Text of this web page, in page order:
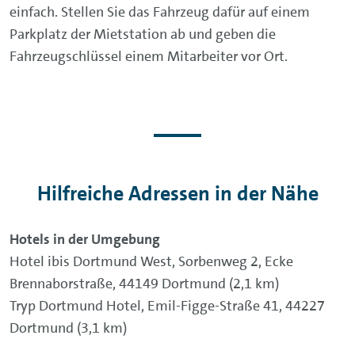
einfach. Stellen Sie das Fahrzeug dafür auf einem
Parkplatz der Mietstation ab und geben die
Fahrzeugschlüssel einem Mitarbeiter vor Ort.
Hilfreiche Adressen in der Nähe
Hotels in der Umgebung
Hotel ibis Dortmund West, Sorbenweg 2, Ecke
Brennaborstraße, 44149 Dortmund (2,1 km)
Tryp Dortmund Hotel, Emil-Figge-Straße 41, 44227
Dortmund (3,1 km)